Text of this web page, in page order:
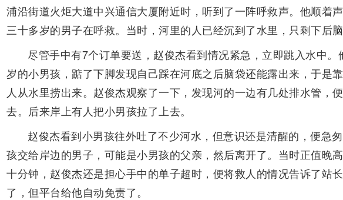
浦沿街道火炬大道中兴通信大厦附近时，听到了一阵呼救声。他顺着
三十多岁的男子在呼救。当时，河里的人已经沉到了水里，只剩下后脑
尽管手中有7个订单要送，赵俊杰看到情况紧急，立即跳入水中
岁的小男孩，踮了下脚发现自己踩在河底之后脑袋还能露出来，于是
人从水里捞出来。赵俊杰观察了一下，发现河的一边有几处排水管，
去。后来岸上有人把小男孩拉了上去。
赵俊杰看到小男孩往外吐了不少河水，但意识还是清醒的，便急
孩交给岸边的男子，可能是小男孩的父亲，然后离开了。当时正值晚
十分钟，赵俊杰还是担心手中的单子超时，便将救人的情况告诉了站
了，但平台给他自动免责了。